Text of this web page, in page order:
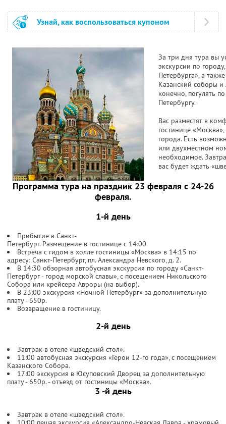
Узнай, как воспользоваться купоном
За три дня тура вы
экскурсии по
Петербурга», а
Казанский соборы
конечно, погулять
Петербургу.
Вас разместят в
гостинице
города. Есть
или двухместном
необходимое.
вас будет ждать
Программа тура на праздник 23 февраля с 24-26
февраля.
1-й день
Прибытие в Санкт-
Петербург. Размещение в гостинице с 14:00
Встреча с гидом в холле гостиницы «Москва» в 14:15 по
адресу: Санкт-Петербург, пл. Александра Невского, д. 2.
В 14:30 обзорная автобусная экскурсия по городу «Санкт-
Петербург - город морской славы», с посещением Никольского
Собора или крейсера Авроры (на выбор).
В 23:00 экскурсия «Ночной Петербург» за дополнительную
плату - 650р.
Возвращение в гостиницу.
2-й день
Завтрак в отеле «шведский стол».
11:00 автобусная экскурсия «Герои 12-го года», с посещением
Казанского Собора.
17:00 экскурсия в Юсуповский Дворец за дополнительную
плату - 650р. - отъезд от гостиницы «Москва».
3 -й день
Завтрак в отеле «шведский стол».